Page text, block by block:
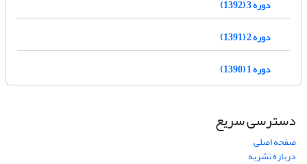
دوره 3 (1392)
دوره 2 (1391)
دوره 1 (1390)
دسترسی سریع
صفحه اصلی
درباره نشریه